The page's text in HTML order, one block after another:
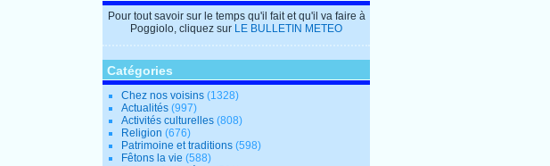
Pour tout savoir sur le temps qu'il fait et qu'il va faire à
Poggiolo, cliquez sur LE BULLETIN METEO
Catégories
Chez nos voisins (1328)
Actualités (997)
Activités culturelles (808)
Religion (676)
Patrimoine et traditions (598)
Fêtons la vie (588)